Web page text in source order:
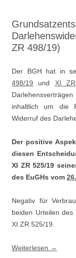
ZR 498/19)
Der BGH hat in
498/19 und XI
inhaltlich um die
Widerruf des
Der positive
diesen
XI ZR 525/19
des EuGHs vom
Negativ für
beiden Urteilen
XI ZR 525/19.
Weiterlesen →